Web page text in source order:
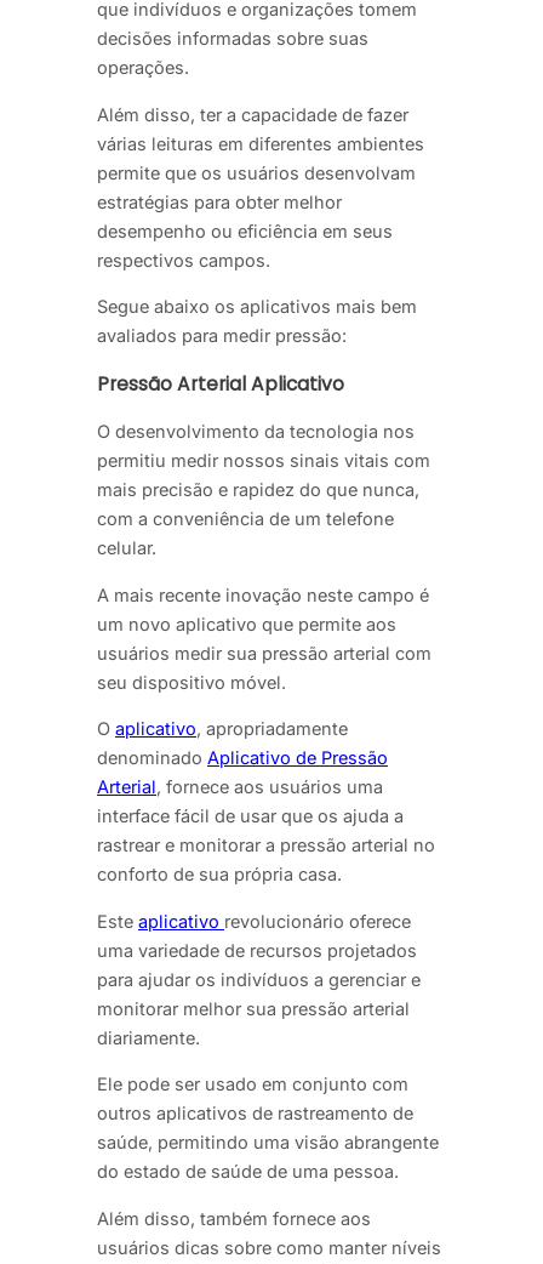
que indivíduos e organizações tomem
decisões informadas sobre suas
operações.
Além disso, ter a capacidade de fazer
várias leituras em diferentes ambientes
permite que os usuários desenvolvam
estratégias para obter melhor
desempenho ou eficiência em seus
respectivos campos.
Segue abaixo os aplicativos mais bem
avaliados para medir pressão:
Pressão Arterial Aplicativo
O desenvolvimento da tecnologia nos
permitiu medir nossos sinais vitais com
mais precisão e rapidez do que nunca,
com a conveniência de um telefone
celular.
A mais recente inovação neste campo é
um novo aplicativo que permite aos
usuários medir sua pressão arterial com
seu dispositivo móvel.
O aplicativo, apropriadamente
denominado Aplicativo de Pressão
Arterial, fornece aos usuários uma
interface fácil de usar que os ajuda a
rastrear e monitorar a pressão arterial no
conforto de sua própria casa.
Este aplicativo revolucionário oferece
uma variedade de recursos projetados
para ajudar os indivíduos a gerenciar e
monitorar melhor sua pressão arterial
diariamente.
Ele pode ser usado em conjunto com
outros aplicativos de rastreamento de
saúde, permitindo uma visão abrangente
do estado de saúde de uma pessoa.
Além disso, também fornece aos
usuários dicas sobre como manter níveis